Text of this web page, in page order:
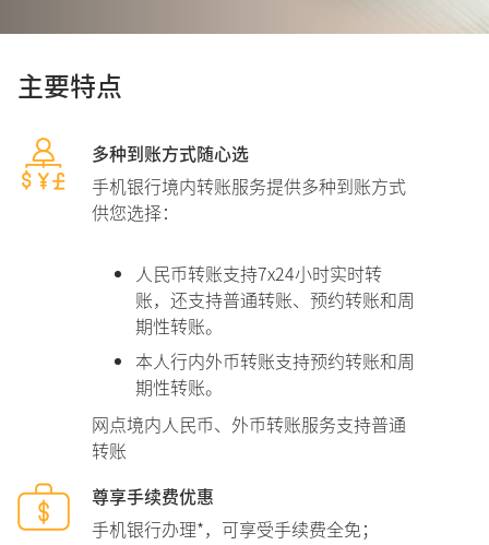
主要特点
多种到账方式随心选
手机银行境内转账服务提供多种到账方式
供您选择：
人民币转账支持7x24小时实时转
账，还支持普通转账、预约转账和周
期性转账。
本人行内外币转账支持预约转账和周
期性转账。
网点境内人民币、外币转账服务支持普通
转账
尊享手续费优惠
手机银行办理*，可享受手续费全免；